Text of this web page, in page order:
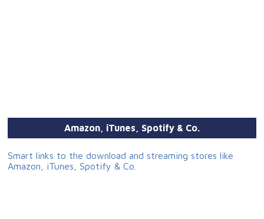
Amazon, iTunes, Spotify & Co.
Smart links to the download and streaming stores like
Amazon, iTunes, Spotify & Co.